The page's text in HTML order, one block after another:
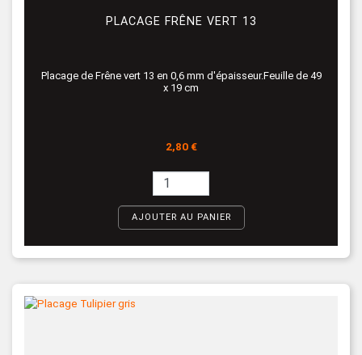
PLACAGE FRÊNE VERT 13
Placage de Frêne vert 13 en 0,6 mm d'épaisseur.Feuille de 49
x 19 cm
Prix
2,80 €
AJOUTER AU PANIER